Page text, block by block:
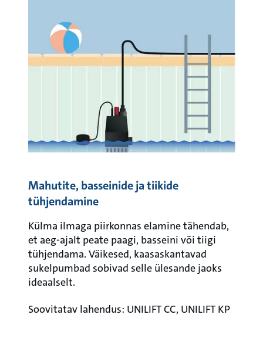
Mahutite, basseinide ja tiikide
tühjendamine
Külma ilmaga piirkonnas elamine tähendab,
et aeg-ajalt peate paagi, basseini või tiigi
tühjendama. Väikesed, kaasaskantavad
sukelpumbad sobivad selle ülesande jaoks
ideaalselt.
Soovitatav lahendus: UNILIFT CC, UNILIFT KP